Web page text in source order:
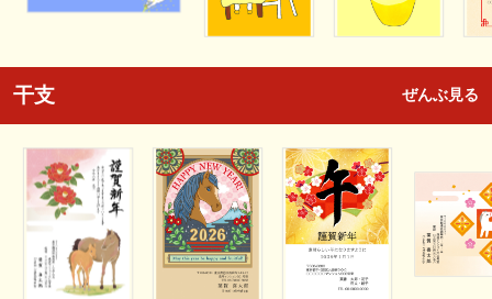
干支 ぜんぶ見る